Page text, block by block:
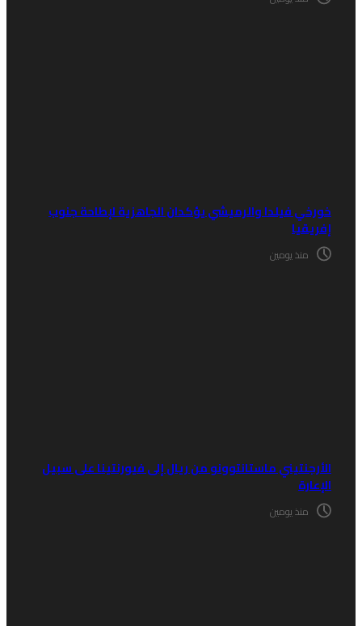
فيلدا والرميشي يؤكدان الجاهزية لإطاحة جنوب
منذ يومين
ماستانتوونو من ريال إلى فيورنتينا على سبيل
منذ يومين